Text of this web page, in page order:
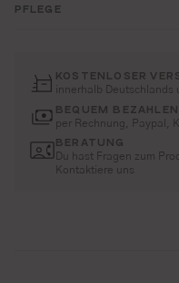
PFLEGE
KOSTENLOSER
innerhalb Deutschlands
BEQUEM BEZAHLEN
per Rechnung, Paypal,
BERATUNG
Du hast Fragen zum
Kontaktiere uns